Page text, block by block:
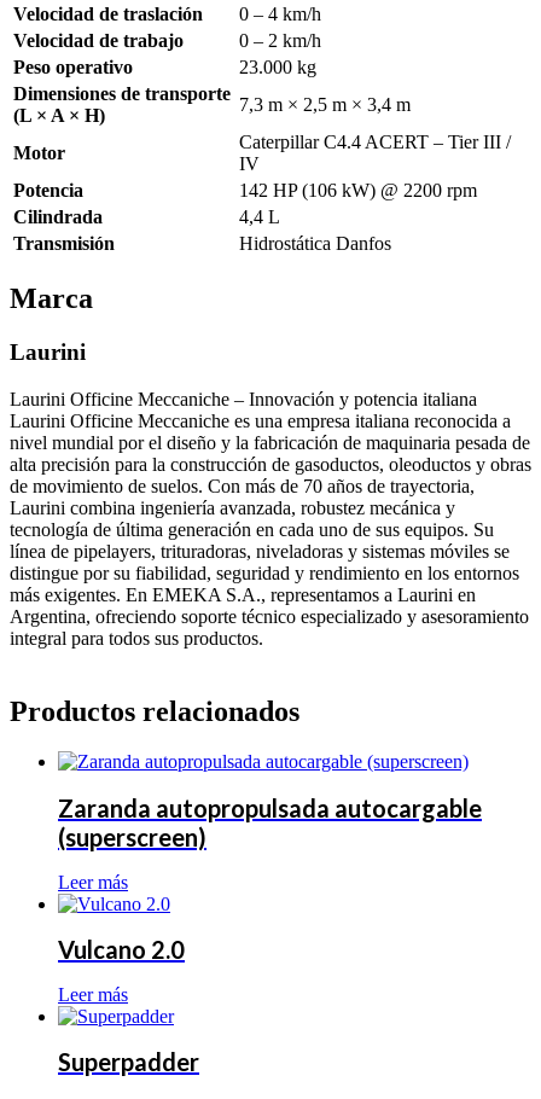
Velocidad de traslación
0 – 4 km/h
Velocidad de trabajo
0 – 2 km/h
Peso operativo
23.000 kg
Dimensiones de transporte
(L × A × H)
7,3 m × 2,5 m × 3,4 m
Motor
Caterpillar C4.4 ACERT – Tier III /
IV
Potencia
142 HP (106 kW) @ 2200 rpm
Cilindrada
4,4 L
Transmisión
Hidrostática Danfos
Marca
Laurini
Laurini Officine Meccaniche – Innovación y potencia italiana
Laurini Officine Meccaniche es una empresa italiana reconocida a
nivel mundial por el diseño y la fabricación de maquinaria pesada de
alta precisión para la construcción de gasoductos, oleoductos y obras
de movimiento de suelos. Con más de 70 años de trayectoria,
Laurini combina ingeniería avanzada, robustez mecánica y
tecnología de última generación en cada uno de sus equipos. Su
línea de pipelayers, trituradoras, niveladoras y sistemas móviles se
distingue por su fiabilidad, seguridad y rendimiento en los entornos
más exigentes. En EMEKA S.A., representamos a Laurini en
Argentina, ofreciendo soporte técnico especializado y asesoramiento
integral para todos sus productos.
Productos relacionados
Zaranda autopropulsada autocargable
(superscreen)
Leer más
Vulcano 2.0
Leer más
Superpadder